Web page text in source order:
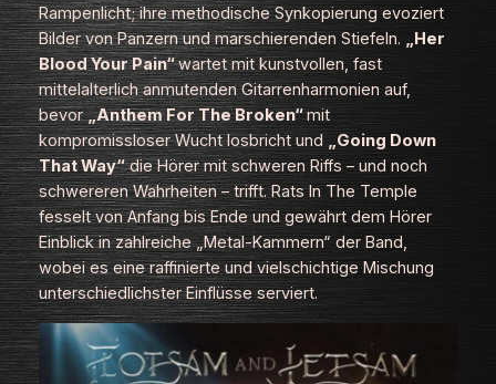
Rampenlicht; ihre methodische Synkopierung evoziert
Bilder von Panzern und marschierenden Stiefeln. „Her
Blood Your Pain“wartet mit kunstvollen, fast
mittelalterlich anmutenden Gitarrenharmonien auf,
bevor„Anthem For The Broken“mit
kompromissloser Wucht losbricht und „Going Down
That Way“die Hörer mit schweren Riffs – und noch
schwereren Wahrheiten – trifft. Rats In The Temple
fesselt von Anfang bis Ende und gewährt dem Hörer
Einblick in zahlreiche „Metal-Kammern“ der Band,
wobei es eine raffinierte und vielschichtige Mischung
unterschiedlichster Einflüsse serviert.